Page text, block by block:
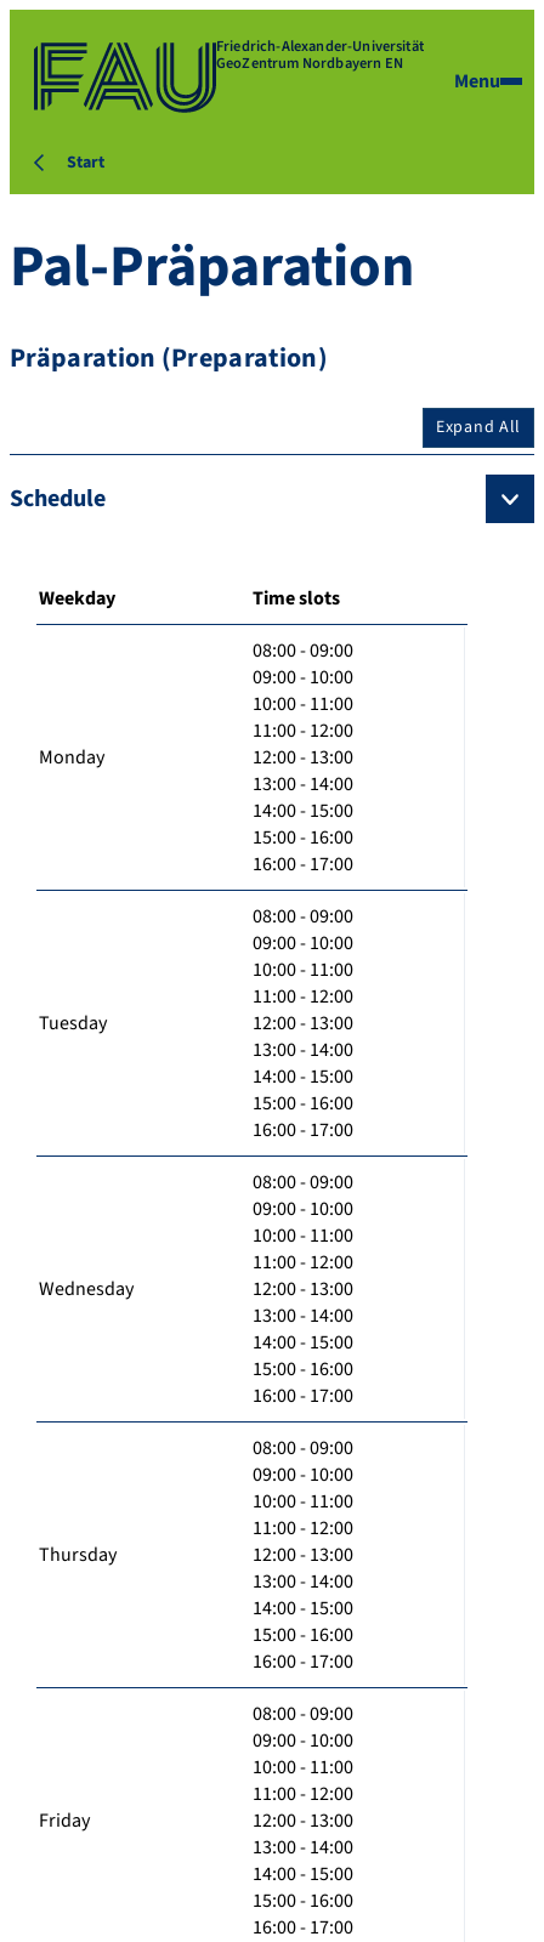
Friedrich-Alexander-Universität
GeoZentrum Nordbayern EN
Menu
Start
Pal-Präparation
Präparation (Preparation)
Expand All
Schedule
Weekday Time slots
Monday
08:00 - 09:00
09:00 - 10:00
10:00 - 11:00
11:00 - 12:00
12:00 - 13:00
13:00 - 14:00
14:00 - 15:00
15:00 - 16:00
16:00 - 17:00
Tuesday
08:00 - 09:00
09:00 - 10:00
10:00 - 11:00
11:00 - 12:00
12:00 - 13:00
13:00 - 14:00
14:00 - 15:00
15:00 - 16:00
16:00 - 17:00
Wednesday
08:00 - 09:00
09:00 - 10:00
10:00 - 11:00
11:00 - 12:00
12:00 - 13:00
13:00 - 14:00
14:00 - 15:00
15:00 - 16:00
16:00 - 17:00
Thursday
08:00 - 09:00
09:00 - 10:00
10:00 - 11:00
11:00 - 12:00
12:00 - 13:00
13:00 - 14:00
14:00 - 15:00
15:00 - 16:00
16:00 - 17:00
Friday
08:00 - 09:00
09:00 - 10:00
10:00 - 11:00
11:00 - 12:00
12:00 - 13:00
13:00 - 14:00
14:00 - 15:00
15:00 - 16:00
16:00 - 17:00